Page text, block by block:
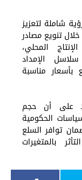
شاملة لتعزيز
تنويع مصادر
المحلي،
الإمداد
بأسعار مناسبة
على أن حجم
الحكومية
توافر السلع
بالمتغيرات